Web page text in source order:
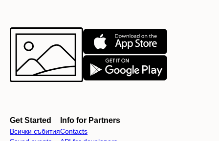
Get Started
Всички събития
Info for Partners
Contacts